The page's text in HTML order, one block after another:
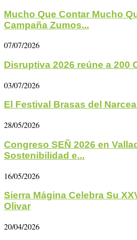
Mucho Que Contar Mucho
Campaña Zumos...
07/07/2026
Disruptiva 2026 reúne a 200
03/07/2026
El Festival Brasas del
28/05/2026
Congreso SEÑ 2026 en
Sostenibilidad e...
16/05/2026
Sierra Mágina Celebra Su
Olivar
20/04/2026